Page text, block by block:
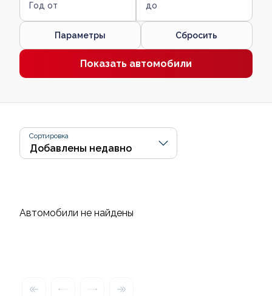
Год от до
Параметры Сбросить
Показать автомобили
Сортировка
Автомобили не найдены